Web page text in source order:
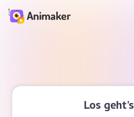
Los geht's